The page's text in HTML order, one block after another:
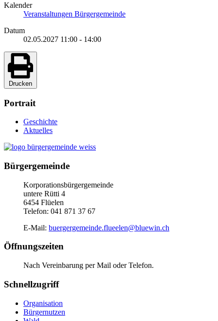
Kalender
Veranstaltungen Bürgergemeinde
Datum
02.05.2027 11:00 - 14:00
Drucken
Portrait
Geschichte
Aktuelles
Bürgergemeinde
Korporationsbürgergemeinde
untere Rütti 4
6454 Flüelen
Telefon: 041 871 37 67
E-Mail: buergergemeinde.flueelen@bluewin.ch
Öffnungszeiten
Nach Vereinbarung per Mail oder Telefon.
Schnellzugriff
Organisation
Bürgernutzen